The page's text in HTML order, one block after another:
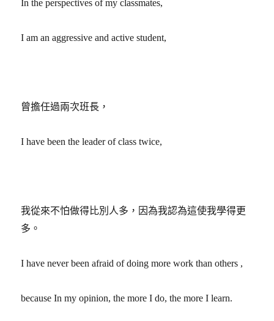
In the perspectives of my classmates,
I am an aggressive and active student,
曾擔任過兩次班長，
I have been the leader of class twice,
我從來不怕做得比別人多，因為我認為這使我學得更
多。
I have never been afraid of doing more work than others ,
because In my opinion, the more I do, the more I learn.